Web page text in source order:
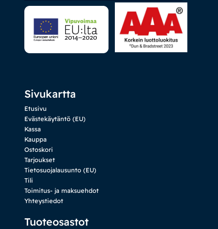
Sivukartta
Etusivu
Evästekäytäntö (EU)
Kassa
Kauppa
Ostoskori
Tarjoukset
Tietosuojalausunto (EU)
Tili
Toimitus- ja maksuehdot
Yhteystiedot
Tuoteosastot